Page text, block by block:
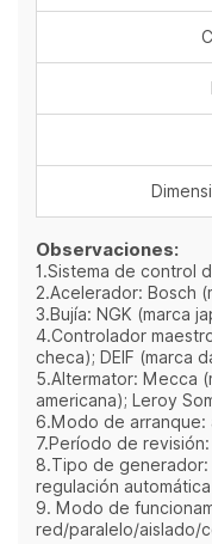
Observaciones:
1.Sistema de control
2.Acelerador: Bosch
3.Bujía: NGK (marca
4.Controlador
checa); DEIF (marca
5.Altermator: Mecca
americana); Leroy
6.Modo de arranque:
7.Período de
8.Tipo de
regulación
9. Modo de
red/paralelo/aislado/